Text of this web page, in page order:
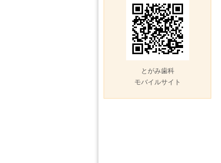
とがみ歯科
モバイルサイト